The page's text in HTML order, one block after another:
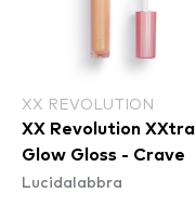
XX REVOLUTION
XX Revolution XXtra
Glow Gloss - Crave
Lucidalabbra